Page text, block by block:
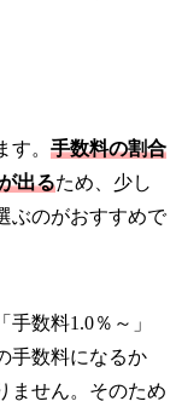
。 手数料の割合
出るため、少し
ぶのがおすすめで
数料1.0％～」
手数料になるか
ません。そのため